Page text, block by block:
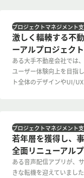
激しく輻輳する不
ーアルプロジェクト
ある大手不動産会社では
ユーザー体験向上を目指
ト全体のデザインやUI/
を目指しました。
プロジェクトマネジメント
若年層を獲得し、
全面リニューアル
ある音声配信アプリが、
きな転機を迎えていまし
プロジェクトマネジメント